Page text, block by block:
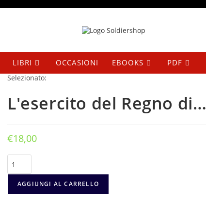
LIBRI OCCASIONI EBOOKS PDF
Selezionato:
L'esercito del Regno di…
€18,00
L'esercito
del
Regno
Napoli
AGGIUNGI AL CARRELLO